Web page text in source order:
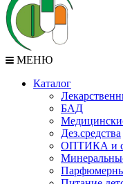
МЕНЮ
Каталог
БАД
Дез.средства
ОПТИКА и